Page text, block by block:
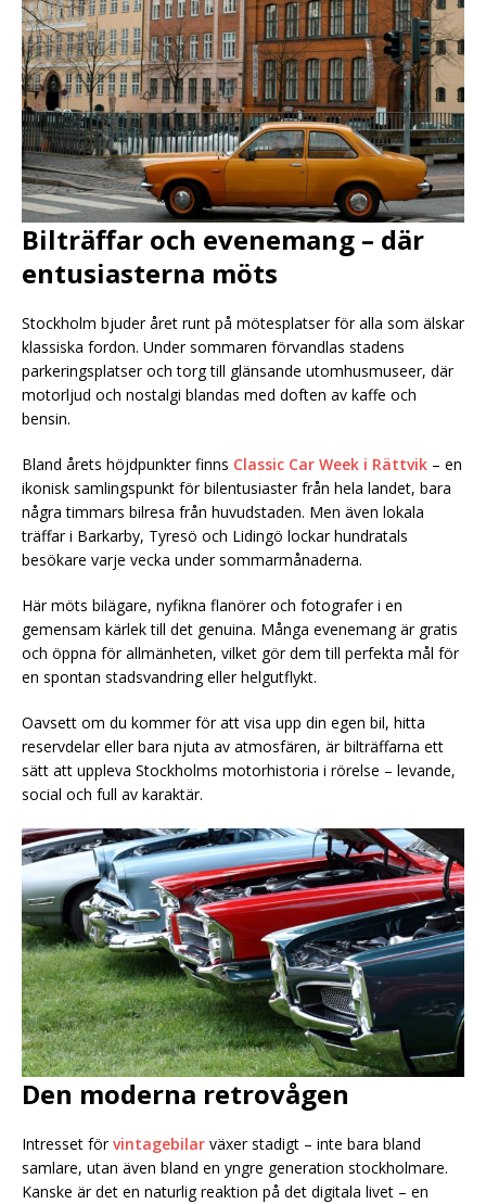
Bilträffar och evenemang – där
entusiasterna möts
Stockholm bjuder året runt på mötesplatser för alla som älskar
klassiska fordon. Under sommaren förvandlas stadens
parkeringsplatser och torg till glänsande utomhusmuseer, där
motorljud och nostalgi blandas med doften av kaffe och
bensin.
Bland årets höjdpunkter finns Classic Car Week i Rättvik – en
ikonisk samlingspunkt för bilentusiaster från hela landet, bara
några timmars bilresa från huvudstaden. Men även lokala
träffar i Barkarby, Tyresö och Lidingö lockar hundratals
besökare varje vecka under sommarmånaderna.
Här möts bilägare, nyfikna flanörer och fotografer i en
gemensam kärlek till det genuina. Många evenemang är gratis
och öppna för allmänheten, vilket gör dem till perfekta mål för
en spontan stadsvandring eller helgutflykt.
Oavsett om du kommer för att visa upp din egen bil, hitta
reservdelar eller bara njuta av atmosfären, är bilträffarna ett
sätt att uppleva Stockholms motorhistoria i rörelse – levande,
social och full av karaktär.
Den moderna retrovågen
Intresset förvintagebilar växer stadigt – inte bara bland
samlare, utan även bland en yngre generation stockholmare.
Kanske är det en naturlig reaktion på det digitala livet – en